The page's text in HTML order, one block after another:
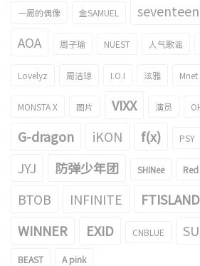
一周的偶像 金SAMUEL seventeen
AOA 周子瑜 NUEST 人气歌谣
Lovelyz 周洁琼 I.O.I 泫雅 Mnet
MONSTA X 图片 VIXX 演员
G-dragon iKON f(x) PSY
JYJ 防弹少年团 SHINee
BTOB INFINITE FTISLAND
WINNER
EXID CNBLUE
BEAST A pink